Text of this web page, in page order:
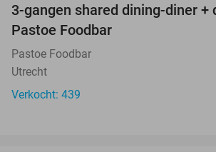
3-gangen shared dining-diner +
Pastoe Foodbar
Pastoe Foodbar
Utrecht
Verkocht: 439